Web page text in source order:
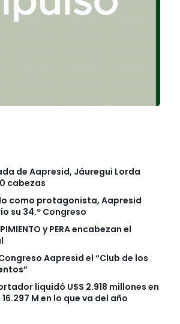
de Aapresid, Jáuregui Lorda
cabezas
como protagonista, Aapresid
su 34.º Congreso
y PERA encabezan el
Aapresid el “Club de los
liquidó U$S 2.918 millones en
M en lo que va del año